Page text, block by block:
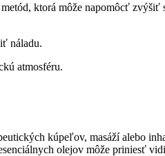
ktorá môže napomôcť
náladu.
atmosféru.
kúpeľov, masáží alebo
olejov môže priniesť